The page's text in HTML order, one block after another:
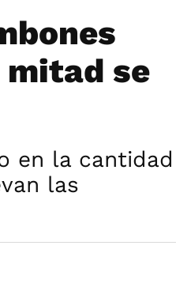
mitad se
en la cantidad
las